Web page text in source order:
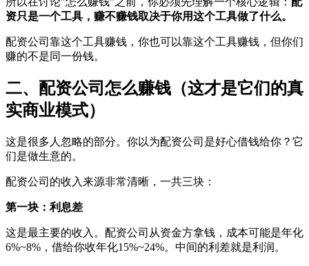
资只是一个工具，赚不赚钱取决于你用这个工具做了什么。
配资公司靠这个工具赚钱，你也可以靠这个工具赚钱，但你们
赚的不是同一份钱。
二、配资公司怎么赚钱（这才是它们的真
实商业模式）
这是很多人忽略的部分。你以为配资公司是好心借钱给你？它
们是做生意的。
配资公司的收入来源非常清晰，一共三块：
第一块：利息差
这是最主要的收入。配资公司从资金方拿钱，成本可能是年化
6%~8%，借给你收年化15%~24%。中间的利差就是利润。